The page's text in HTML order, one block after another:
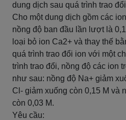
dung dịch sau quá trình trao
Cho một dung dịch gồm các
nồng độ ban đầu lần lượt là
loại bỏ ion Ca2+ và thay thế
quá trình trao đổi ion với một
trình trao đổi, nồng độ các ion
như sau: nồng độ Na+ giảm
Cl- giảm xuống còn 0,15 M và
còn 0,03 M.
Yêu cầu: